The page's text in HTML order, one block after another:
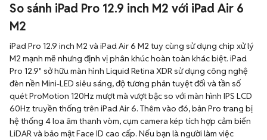
So sánh iPad Pro 12.9 inch M2 với iPad Air 6
M2
iPad Pro 12.9 inch M2 và iPad Air 6 M2 tuy cùng sử dụng chip xử lý
M2 mạnh mẽ nhưng định vị phân khúc hoàn toàn khác biệt. iPad
Pro 12.9" sở hữu màn hình Liquid Retina XDR sử dụng công nghệ
đèn nền Mini-LED siêu sáng, độ tương phản tuyệt đối và tần số
quét ProMotion 120Hz mượt mà vượt bậc so với màn hình IPS LCD
60Hz truyền thống trên iPad Air 6. Thêm vào đó, bản Pro trang bị
hệ thống 4 loa âm thanh vòm, cụm camera kép tích hợp cảm biến
LiDAR và bảo mật Face ID cao cấp. Nếu bạn là người làm việc